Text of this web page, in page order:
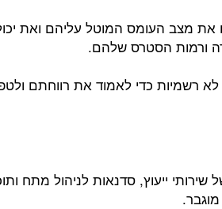
את מצב העומס המוטל עליהם ואת
ורמות הסטרס שלהם.
רשמיות כדי לאמוד את רווחתם
ייעוץ, סדנאות לניהול מתח